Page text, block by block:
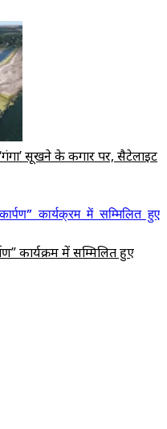
सूखने के कगार पर, सैटेलाइट
कार्यक्रम में सम्मिलित हुए